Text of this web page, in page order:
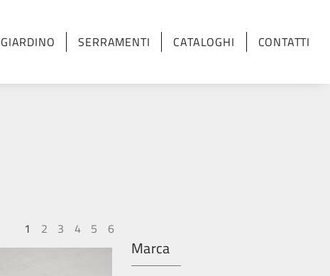
SERRAMENTI CATALOGHI CONTATTI
1
2 3 4 5 6
Marca